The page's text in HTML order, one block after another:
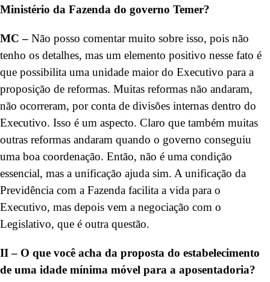
Ministério da Fazenda do governo Temer?
MC – Não posso comentar muito sobre isso, pois não
tenho os detalhes, mas um elemento positivo nesse fato é
que possibilita uma unidade maior do Executivo para a
proposição de reformas. Muitas reformas não andaram,
não ocorreram, por conta de divisões internas dentro do
Executivo. Isso é um aspecto. Claro que também muitas
outras reformas andaram quando o governo conseguiu
uma boa coordenação. Então, não é uma condição
essencial, mas a unificação ajuda sim. A unificação da
Previdência com a Fazenda facilita a vida para o
Executivo, mas depois vem a negociação com o
Legislativo, que é outra questão.
II – O que você acha da proposta do estabelecimento
de uma idade mínima móvel para a aposentadoria?